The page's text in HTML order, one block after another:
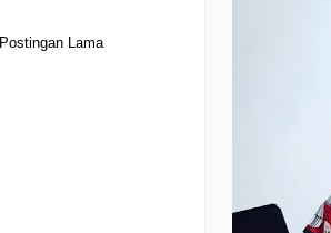
Postingan Lama